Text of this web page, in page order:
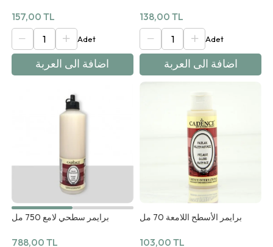
157,00 TL
اضافة الى العربة
138,00 TL
اضافة الى العربة
برايمر سطحي لامع 750 مل
788,00 TL
برايمر الأسطح اللامعة 70 مل
103,00 TL